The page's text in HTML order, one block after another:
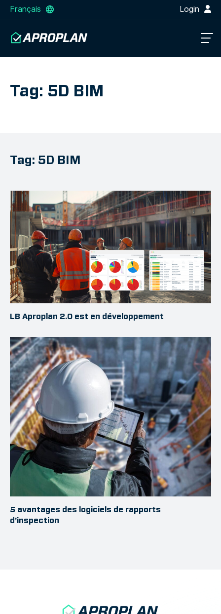
Français Login
Tag: 5D BIM
Tag: 5D BIM
LB Aproplan 2.0 est en développement
5 avantages des logiciels de rapports
d’inspection